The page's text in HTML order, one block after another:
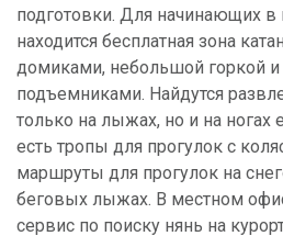
подготовки. Для начинающих в
находится бесплатная зона
домиками, небольшой горкой
подъемниками. Найдутся
только на лыжах, но и на ногах
есть тропы для прогулок с
маршруты для прогулок на
беговых лыжах. В местном
сервис по поиску нянь на